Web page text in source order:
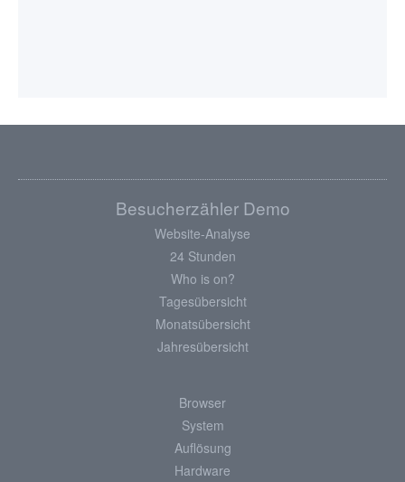
Besucherzähler Demo
Website-Analyse
24 Stunden
Who is on?
Tagesübersicht
Monatsübersicht
Jahresübersicht
Browser
System
Auflösung
Hardware